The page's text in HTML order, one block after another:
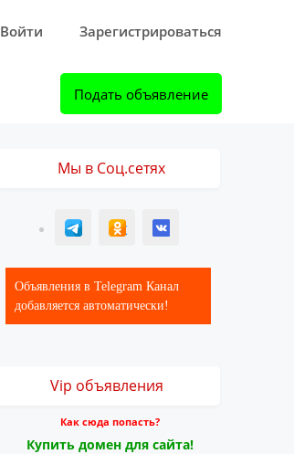
Войти Зарегистрироваться
Подать объявление
Мы в Соц.сетях
T ОК ВК
Объявления в Telegram Канал
добавляется автоматически!
Vip объявления
Как сюда попасть?
Купить домен для сайта!